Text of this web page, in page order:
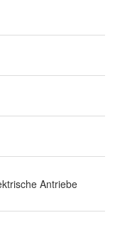
Antriebe